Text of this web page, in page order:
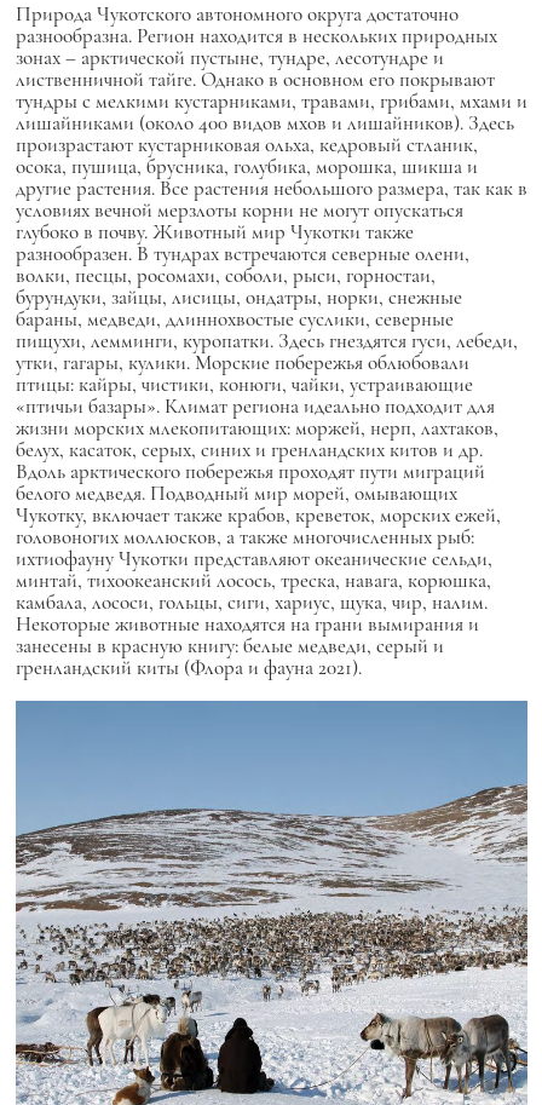
Природа Чукотского автономного округа достаточно
разнообразна. Регион находится в нескольких природных
зонах – арктической пустыне, тундре, лесотундре и
лиственничной тайге. Однако в основном его покрывают
тундры с мелкими кустарниками, травами, грибами, мхами и
лишайниками (около 400 видов мхов и лишайников). Здесь
произрастают кустарниковая ольха, кедровый стланик,
осока, пушица, брусника, голубика, морошка, шикша и
другие растения. Все растения небольшого размера, так как в
условиях вечной мерзлоты корни не могут опускаться
глубоко в почву. Животный мир Чукотки также
разнообразен. В тундрах встречаются северные олени,
волки, песцы, росомахи, соболи, рыси, горностаи,
бурундуки, зайцы, лисицы, ондатры, норки, снежные
бараны, медведи, длиннохвостые суслики, северные
пищухи, лемминги, куропатки. Здесь гнездятся гуси, лебеди,
утки, гагары, кулики. Морские побережья облюбовали
птицы: кайры, чистики, конюги, чайки, устраивающие
«птичьи базары». Климат региона идеально подходит для
жизни морских млекопитающих: моржей, нерп, лахтаков,
белух, касаток, серых, синих и гренландских китов и др.
Вдоль арктического побережья проходят пути миграций
белого медведя. Подводный мир морей, омывающих
Чукотку, включает также крабов, креветок, морских ежей,
головоногих моллюсков, а также многочисленных рыб:
ихтиофауну Чукотки представляют океанические сельди,
минтай, тихоокеанский лосось, треска, навага, корюшка,
камбала, лососи, гольцы, сиги, хариус, щука, чир, налим.
Некоторые животные находятся на грани вымирания и
занесены в красную книгу: белые медведи, серый и
гренландский киты (Флора и фауна 2021).